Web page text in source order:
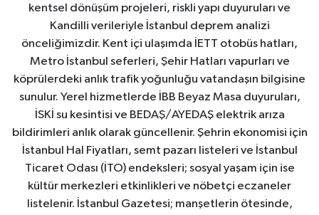
kentsel dönüşüm projeleri, riskli yapı duyuruları ve
Kandilli verileriyle İstanbul deprem analizi
önceliğimizdir. Kent içi ulaşımda İETT otobüs hatları,
Metro İstanbul seferleri, Şehir Hatları vapurları ve
köprülerdeki anlık trafik yoğunluğu vatandaşın bilgisine
sunulur. Yerel hizmetlerde İBB Beyaz Masa duyuruları,
İSKİ su kesintisi ve BEDAŞ/AYEDAŞ elektrik arıza
bildirimleri anlık olarak güncellenir. Şehrin ekonomisi için
İstanbul Hal Fiyatları, semt pazarı listeleri ve İstanbul
Ticaret Odası (İTO) endeksleri; sosyal yaşam için ise
kültür merkezleri etkinlikleri ve nöbetçi eczaneler
listelenir. İstanbul Gazetesi; manşetlerin ötesinde,